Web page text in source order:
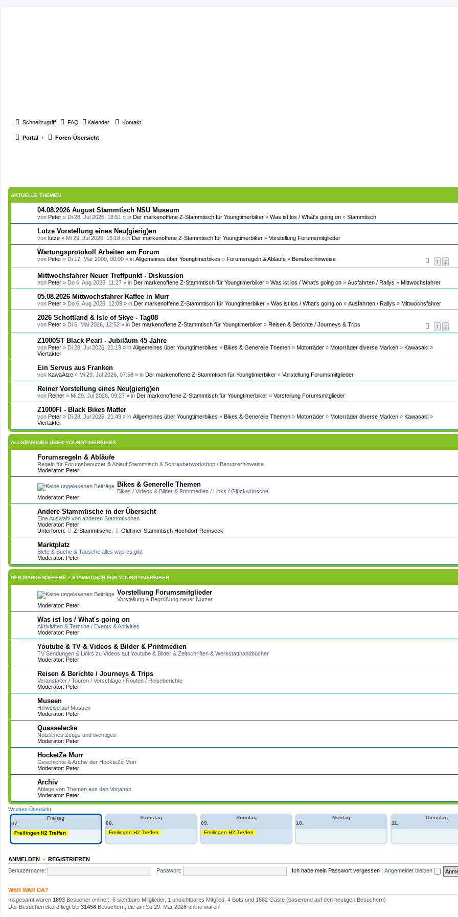
Schnellzugriff FAQ Kalender Kontakt
Portal Foren-Übersicht
AKTUELLE THEMEN
04.08.2026 August Stammtisch NSU Museum
von Peter » Di 28. Jul 2026, 18:51 » in Der markenoffene Z-Stammtisch für Youngtimerbiker » Was ist los / What's going on » Stammtisch
Lutze Vorstellung eines Neu(gierig)en
von lutze » Mi 29. Jul 2026, 16:18 » in Der markenoffene Z-Stammtisch für Youngtimerbiker » Vorstellung Forumsmitglieder
Wartungsprotokoll Arbeiten am Forum
1 2
von Peter » Di 17. Mär 2009, 00:00 » in Allgemeines über Youngtimerbikes » Forumsregeln & Abläufe » Benutzerhinweise
Mittwochsfahrer Neuer Treffpunkt - Diskussion
von Peter » Do 6. Aug 2026, 11:27 » in Der markenoffene Z-Stammtisch für Youngtimerbiker » Was ist los / What's going on » Ausfahrten / Rallys » Mittwochsfahrer
05.08.2026 Mittwochsfahrer Kaffee in Murr
von Peter » Do 6. Aug 2026, 12:09 » in Der markenoffene Z-Stammtisch für Youngtimerbiker » Was ist los / What's going on » Ausfahrten / Rallys » Mittwochsfahrer
2026 Schottland & Isle of Skye - Tag08
1 2
von Peter » Di 5. Mai 2026, 12:52 » in Der markenoffene Z-Stammtisch für Youngtimerbiker » Reisen & Berichte / Journeys & Trips
Z1000ST Black Pearl - Jubiläum 45 Jahre
von Peter » Di 28. Jul 2026, 21:19 » in Allgemeines über Youngtimerbikes » Bikes & Generelle Themen » Motorräder » Motorräder diverse Marken » Kawasaki »
Viertakter
Ein Servus aus Franken
von KawaAtze » Mi 29. Jul 2026, 07:58 » in Der markenoffene Z-Stammtisch für Youngtimerbiker » Vorstellung Forumsmitglieder
Reiner Vorstellung eines Neu(gierig)en
von Reiner » Mi 29. Jul 2026, 09:27 » in Der markenoffene Z-Stammtisch für Youngtimerbiker » Vorstellung Forumsmitglieder
Z1000FI - Black Bikes Matter
von Peter » Di 28. Jul 2026, 21:49 » in Allgemeines über Youngtimerbikes » Bikes & Generelle Themen » Motorräder » Motorräder diverse Marken » Kawasaki »
Viertakter
ALLGEMEINES ÜBER YOUNGTIMERBIKES
Forumsregeln & Abläufe
Regeln für Forumsbenutzer & Ablauf Stammtisch & Schrauberworkshop / Benutzerhinweise
Moderator: Peter
Bikes & Generelle Themen
Bikes / Videos & Bilder & Printmedien / Links / Glückwünsche
Moderator: Peter
Andere Stammtische in der Übersicht
Eine Auswahl von anderen Stammtischen
Moderator: Peter
Unterforen:
Z-Stammtische, Oldtimer Stammtisch Hochdorf-Remseck
Marktplatz
Biete & Suche & Tausche alles was es gibt
Moderator: Peter
DER MARKENOFFENE Z-STAMMTISCH FÜR YOUNGTIMERBIKER
Vorstellung Forumsmitglieder
Vorstellung & Begrüßung neuer Nutzer
Moderator: Peter
Was ist los / What's going on
Aktivitäten & Termine / Events & Activities
Moderator: Peter
Youtube & TV & Videos & Bilder & Printmedien
TV Sendungen & Links zu Videos auf Youtube & Bilder & Zeitschriften & Werkstatthandbücher
Moderator: Peter
Reisen & Berichte / Journeys & Trips
Veranstalter / Touren / Vorschläge / Routen / Reiseberichte
Moderator: Peter
Museen
Hinweise auf Musuen
Moderator: Peter
Quasselecke
Nützliches Zeugs und wichtiges
Moderator: Peter
HocketZe Murr
Geschichte & Archiv der HockteZe Murr
Moderator: Peter
Archiv
Ablage von Themen aus den Vorjahen
Moderator: Peter
Wochen-Übersicht
Freitag
07.
Freilingen H2 Treffen
Samstag
08.
Freilingen H2 Treffen
Sonntag
09.
Freilingen H2 Treffen
Montag
10.
Dienstag
11.
ANMELDEN • REGISTRIEREN
Benutzername:
Passwort: Ich habe mein Passwort vergessen Angemeldet bleiben
WER WAR DA?
Insgesamt waren 1893 Besucher online :: 6 sichtbare Mitglieder, 1 unsichtbares Mitglied, 4 Bots und 1882 Gäste (basierend auf den heutigen Besuchern)
Der Besucherrekord liegt bei 31456 Besuchern, die am So 29. Mär 2026 online waren.